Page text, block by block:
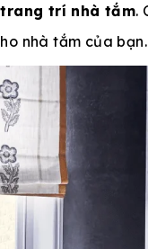
trang trí nhà tắm.
nhà tắm của bạn.